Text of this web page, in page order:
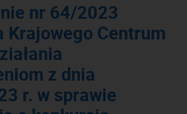
nr 64/2023
Krajowego Centrum
z dnia
r. w sprawie